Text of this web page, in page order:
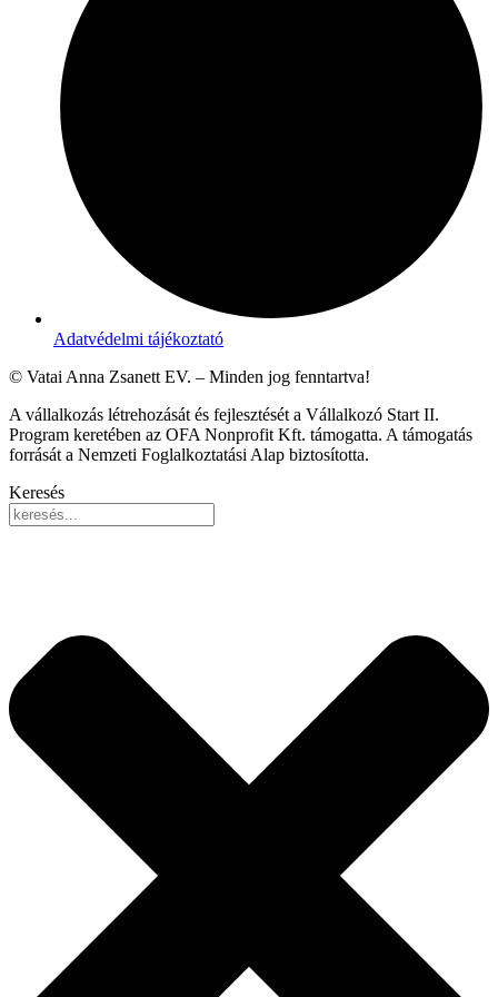
Adatvédelmi tájékoztató
© Vatai Anna Zsanett EV. – Minden jog fenntartva!
A vállalkozás létrehozását és fejlesztését a Vállalkozó Start II.
Program keretében az OFA Nonprofit Kft. támogatta. A támogatás
forrását a Nemzeti Foglalkoztatási Alap biztosította.
Keresés